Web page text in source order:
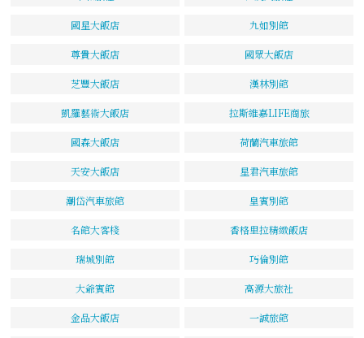
國星大飯店 九如別館
尊貴大飯店 國眾大飯店
芝豐大飯店 漢林別館
凱羅藝術大飯店 拉斯維嘉LIFE商旅
國森大飯店 荷蘭汽車旅館
天安大飯店 星君汽車旅館
潮岱汽車旅館 皇賓別館
名館大客棧 香格里拉精緻飯店
瑞城別館 巧倫別館
大爺賓館 高源大旅社
金品大飯店 一誠旅館